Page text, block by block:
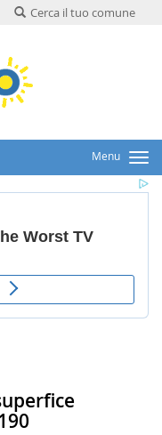
Cerca il tuo comune
Menu